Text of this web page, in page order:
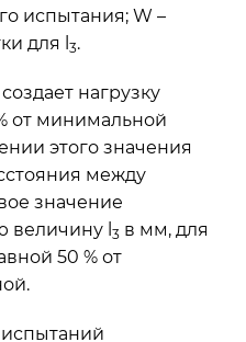
испытания; W –
для l
3.
нагрузку
от минимальной
этого значения
между
значение
величину l 3 в мм, для
50 % от